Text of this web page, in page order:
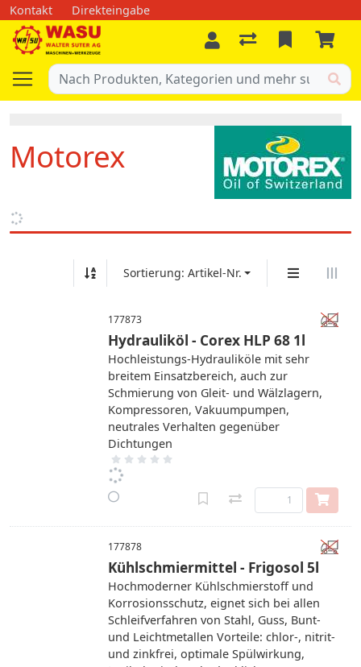
Kontakt Direkteingabe
Motorex
Sortierung: Artikel-Nr.
177873
Hydrauliköl - Corex HLP 68 1l
Hochleistungs-Hydrauliköle mit sehr
breitem Einsatzbereich, auch zur
Schmierung von Gleit- und Wälzlagern,
Kompressoren, Vakuumpumpen,
neutrales Verhalten gegenüber
Dichtungen
177878
Kühlschmiermittel - Frigosol 5l
Hochmoderner Kühlschmierstoff und
Korrosionsschutz, eignet sich bei allen
Schleifverfahren von Stahl, Guss, Bunt-
und Leichtmetallen Vorteile: chlor-, nitrit-
und zinkfrei, optimale Spülwirkung,